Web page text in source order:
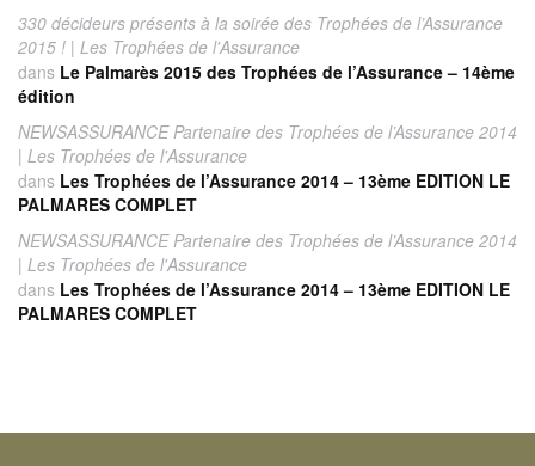
330 décideurs présents à la soirée des Trophées de l’Assurance
2015 ! | Les Trophées de l'Assurance
dans Le Palmarès 2015 des Trophées de l’Assurance – 14ème
édition
NEWSASSURANCE Partenaire des Trophées de l’Assurance 2014
| Les Trophées de l'Assurance
dans Les Trophées de l’Assurance 2014 – 13ème EDITION LE
PALMARES COMPLET
NEWSASSURANCE Partenaire des Trophées de l’Assurance 2014
| Les Trophées de l'Assurance
dans Les Trophées de l’Assurance 2014 – 13ème EDITION LE
PALMARES COMPLET